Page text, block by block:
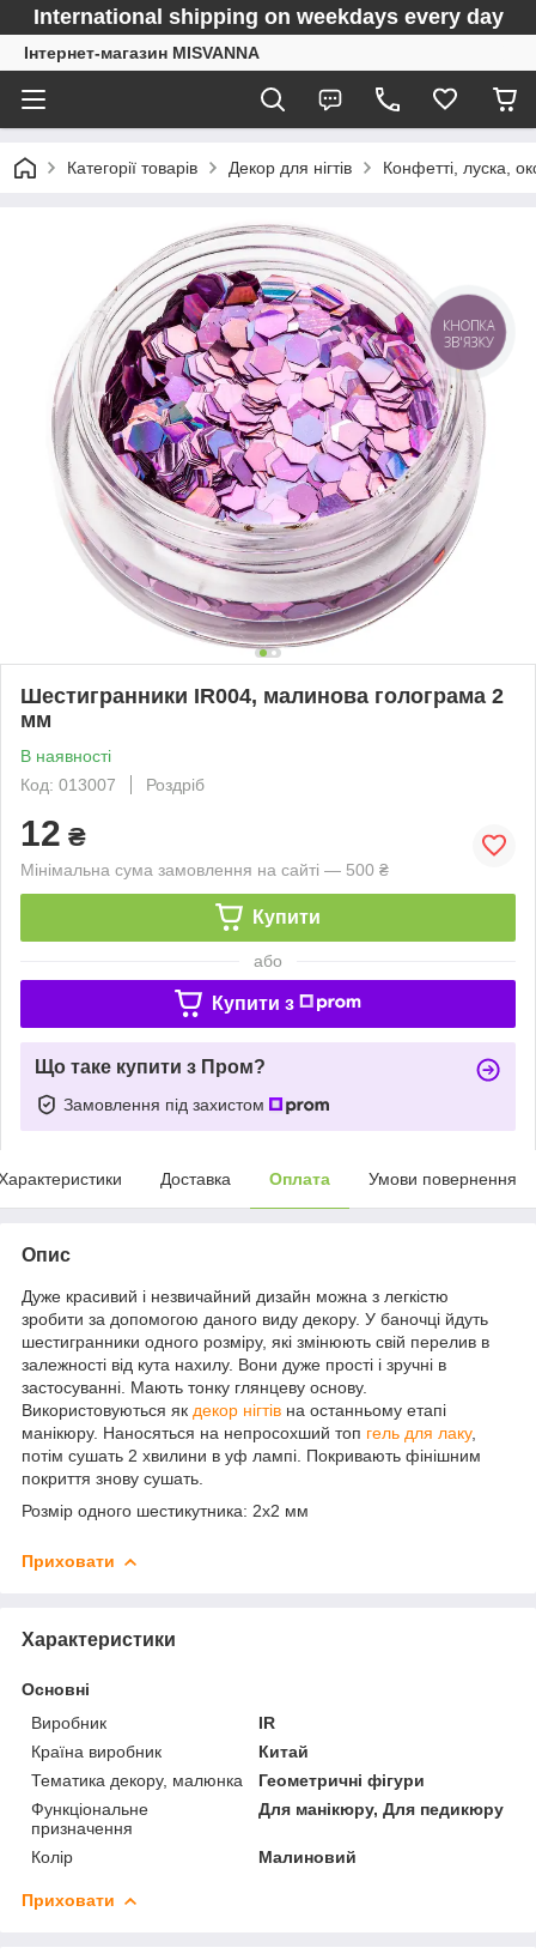
International shipping on weekdays every day
Інтернет-магазин MISVANNA
Категорії товарів Декор для нігтів Конфетті, луска,
Шестигранники IR004, малинова голограма 2
мм
В наявності
Код: 013007
Роздріб
12 ₴
Мінімальна сума замовлення на сайті — 500 ₴
Купити
або
Купити з
Що таке купити з Пром?
Замовлення під захистом
Доставка Оплата Умови повернення
Опис
Дуже красивий і незвичайний дизайн можна з легкістю
зробити за допомогою даного виду декору. У баночці йдуть
шестигранники одного розміру, які змінюють свій перелив в
залежності від кута нахилу. Вони дуже прості і зручні в
застосуванні. Мають тонку глянцеву основу.
Використовуються як декор нігтів на останньому етапі
манікюру. Наносяться на непросохший топ гель для лаку,
потім сушать 2 хвилини в уф лампі. Покривають фінішним
покриття знову сушать.
Розмір одного шестикутника: 2х2 мм
Приховати
Характеристики
Основні
Виробник
IR
Країна виробник
Китай
Тематика декору, малюнка
Геометричні фігури
Функціональне
призначення
Для манікюру, Для педикюру
Колір Малиновий
Приховати
КНОПКА
ЗВ'ЯЗКУ